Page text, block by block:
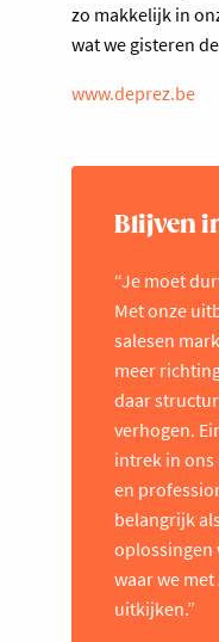
zo makkelijk in
wat we gisteren
www.deprez.be
Blijven
“Je moet
Met onze
salesen
meer
daar
verhogen.
intrek in ons
en
belangrijk
oplossingen
waar we met
uitkijken.”